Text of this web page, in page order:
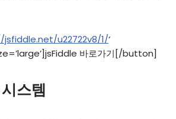
u22722v8/1/‘
바로가기[/button]
스템